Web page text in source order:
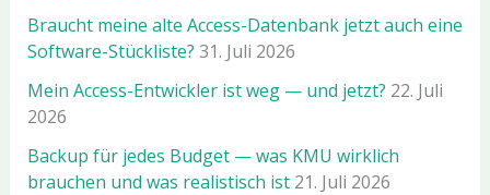
Braucht meine alte Access-Datenbank jetzt auch eine
Software-Stückliste? 31. Juli 2026
Mein Access-Entwickler ist weg — und jetzt? 22. Juli
2026
Backup für jedes Budget — was KMU wirklich
brauchen und was realistisch ist 21. Juli 2026